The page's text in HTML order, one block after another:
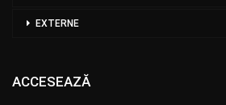
EXTERNE
ACCESEAZĂ